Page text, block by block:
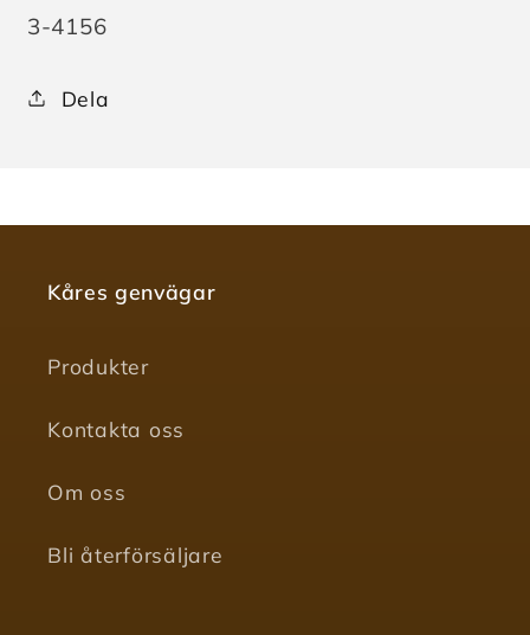
Lagerhållningsenhet:
3-4156
Dela
Kåres genvägar
Produkter
Kontakta oss
Om oss
Bli återförsäljare